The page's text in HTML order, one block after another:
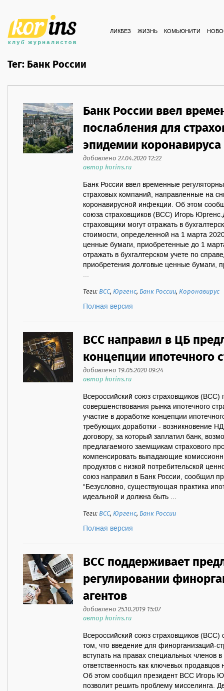
ЛИКБЕЗ ЖИЗНЬ КОМЬЮНИТИ
Тег: Банк России
Банк России ввел
послабления для
эпидемии коронавируса
добавлено 27.04.2020 12:22
автор korins.ru
Банк России ввел временные
страховых компаний, направленные на
коронавирусной инфекции. Об этом
союза страховщиков (ВСС) Игорь
страховщики могут отражать в
стоимости, определенной на 1 марта
ценные бумаги, приобретенные до 1
отражать в бухгалтерском учете по
приобретения долговые ценные бумаги,
...
Теги:ВСС, Юргенс, Банк России, Коронавирус
Полная версия
ВСС направил в ЦБ
концепции ипотечного
добавлено 19.05.2020 09:24
автор korins.ru
Всероссийский союз страховщиков (ВСС)
совершенствования рынка ипотечного
участие в доработке концепции
требующих доработки - возникновение
договору, за который заплатил банк,
предлагаемого заемщикам страхового
компенсировать выпадающие
продуктов с низкой потребительской
союз направил в Банк России, сообщил
“Безусловно, существующая практика
идеальной и должна быть ...
Теги:ВСС, Юргенс, Банк России
Полная версия
ВСС поддерживает
регулировании
агентов
добавлено 25.10.2019 15:07
автор korins.ru
Всероссийский союз страховщиков (ВСС)
том, что введение для финорганизаций-
вступать на правах специальных членов
ответственность как ключевых
Об этом сообщил президент ВСС Игорь
позволит решить проблему мисселинга.